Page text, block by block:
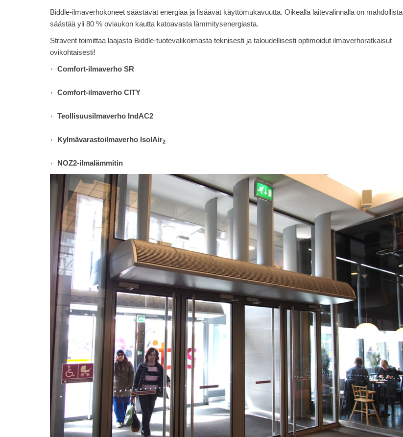
Biddle-ilmaverhokoneet säästävät energiaa ja lisäävät käyttömukavuutta. Oikealla laitevalinnalla on mahdollista
säästää yli 80 % oviaukon kautta katoavasta lämmitysenergiasta.
Stravent toimittaa laajasta Biddle-tuotevalikoimasta teknisesti ja taloudellisesti optimoidut ilmaverhoratkaisut
ovikohtaisesti!
Comfort-ilmaverho SR
Comfort-ilmaverho CITY
Teollisuusilmaverho IndAC2
Kylmävarastoilmaverho IsolAir2
NOZ2-ilmalämmitin